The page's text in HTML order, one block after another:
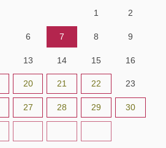
1 2
6 7 8 9
13 14 15 16
20 21 22 23
27 28 29 30